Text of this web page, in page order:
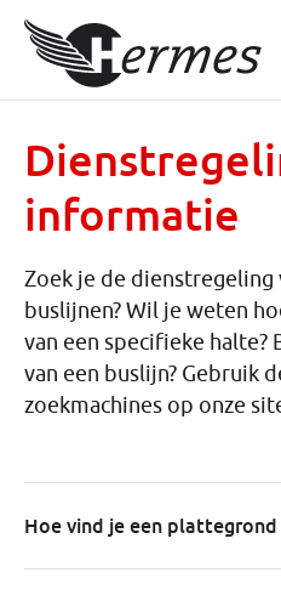
informatie
Zoek je de dienstregeling
buslijnen? Wil je weten
van een specifieke halte?
van een buslijn? Gebruik
zoekmachines op onze
Hoe vind je een